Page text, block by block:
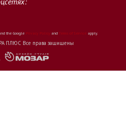
the Google Privacy Policy and Terms of Service apply.
ПЛЮС Все права защищены